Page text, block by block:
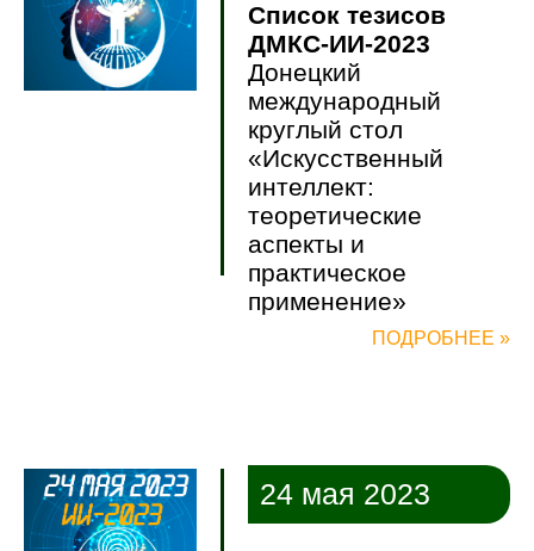
Список тезисов
ДМКС-ИИ-2023
Донецкий
международный
круглый стол
«Искусственный
интеллект:
теоретические
аспекты и
практическое
применение»
ПОДРОБНЕЕ »
24 мая 2023